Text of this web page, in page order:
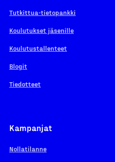
Tutkittua-tietopankki
Koulutukset jäsenille
Koulutustallenteet
Blogit
Tiedotteet
Kampanjat
Nollatilanne